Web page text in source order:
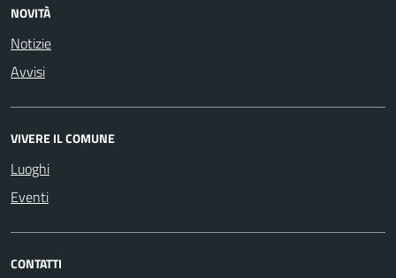
NOVITÀ
Notizie
Avvisi
VIVERE IL COMUNE
Luoghi
Eventi
CONTATTI